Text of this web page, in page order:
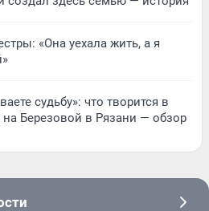
«Она уехала жить, а я
судьбу»: что творится в
Березовой в Рязани — обзор